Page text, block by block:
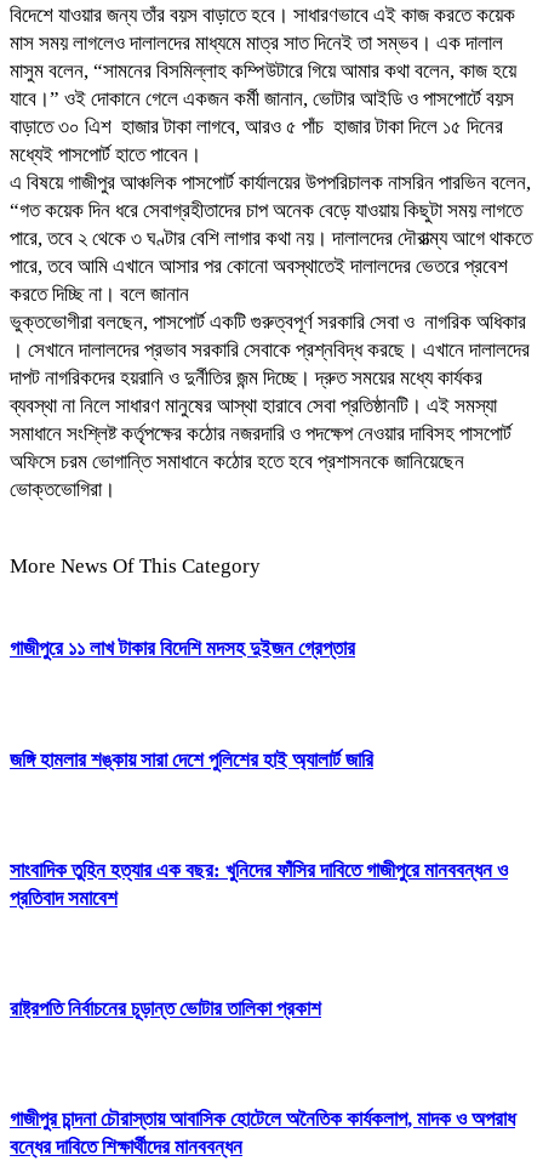
বিদেশে যাওয়ার জন্য তাঁর বয়স বাড়াতে হবে। সাধারণভাবে এই কাজ করতে কয়েক
মাস সময় লাগলেও দালালদের মাধ্যমে মাত্র সাত দিনেই তা সম্ভব। এক দালাল
মাসুম বলেন, “সামনের বিসমিল্লাহ কম্পিউটারে গিয়ে আমার কথা বলেন, কাজ হয়ে
যাবে।” ওই দোকানে গেলে একজন কর্মী জানান, ভোটার আইডি ও পাসপোর্টে বয়স
বাড়াতে ৩০ এিশ হাজার টাকা লাগবে, আরও ৫ পাঁচ হাজার টাকা দিলে ১৫ দিনের
মধ্যেই পাসপোর্ট হাতে পাবেন।
এ বিষয়ে গাজীপুর আঞ্চলিক পাসপোর্ট কার্যালয়ের উপপরিচালক নাসরিন পারভিন বলেন,
“গত কয়েক দিন ধরে সেবাগ্রহীতাদের চাপ অনেক বেড়ে যাওয়ায় কিছুটা সময় লাগতে
পারে, তবে ২ থেকে ৩ ঘণ্টার বেশি লাগার কথা নয়। দালালদের দৌরাত্ম্য আগে থাকতে
পারে, তবে আমি এখানে আসার পর কোনো অবস্থাতেই দালালদের ভেতরে প্রবেশ
করতে দিচ্ছি না। বলে জানান
ভুক্তভোগীরা বলছেন, পাসপোর্ট একটি গুরুত্বপূর্ণ সরকারি সেবা ও নাগরিক অধিকার
। সেখানে দালালদের প্রভাব সরকারি সেবাকে প্রশ্নবিদ্ধ করছে। এখানে দালালদের
দাপট নাগরিকদের হয়রানি ও দুর্নীতির জন্ম দিচ্ছে। দ্রুত সময়ের মধ্যে কার্যকর
ব্যবস্থা না নিলে সাধারণ মানুষের আস্থা হারাবে সেবা প্রতিষ্ঠানটি। এই সমস্যা
সমাধানে সংশ্লিষ্ট কর্তৃপক্ষের কঠোর নজরদারি ও পদক্ষেপ নেওয়ার দাবিসহ পাসপোর্ট
অফিসে চরম ভোগান্তি সমাধানে কঠোর হতে হবে প্রশাসনকে জানিয়েছেন
ভোক্তভোগিরা।
More News Of This Category
গাজীপুরে ১১ লাখ টাকার বিদেশি মদসহ দুইজন গ্রেপ্তার
জঙ্গি হামলার শঙ্কায় সারা দেশে পুলিশের হাই অ্যালার্ট জারি
সাংবাদিক তুহিন হত্যার এক বছর: খুনিদের ফাঁসির দাবিতে গাজীপুরে মানববন্ধন ও
প্রতিবাদ সমাবেশ
রাষ্ট্রপতি নির্বাচনের চূড়ান্ত ভোটার তালিকা প্রকাশ
গাজীপুর চান্দনা চৌরাস্তায় আবাসিক হোটেলে অনৈতিক কার্যকলাপ, মাদক ও অপরাধ
বন্ধের দাবিতে শিক্ষার্থীদের মানববন্ধন